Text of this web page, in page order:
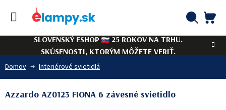
SLOVENSKÝ ESHOP
25 ROKOV NA TRHU.
SKÚSENOSTI, KTORÝM MÔŽETE VERIŤ.
Domov Interiérové svietidlá
Azzardo AZ0123 FIONA 6 závesné svietidlo